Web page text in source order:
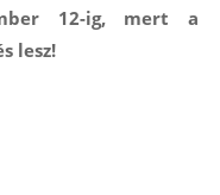
12-ig, mert a
lesz!